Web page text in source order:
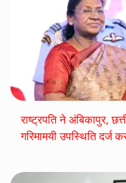
राष्ट्रपति ने अंबिकापुर,
गरिमामयी उपस्थिति दर्ज